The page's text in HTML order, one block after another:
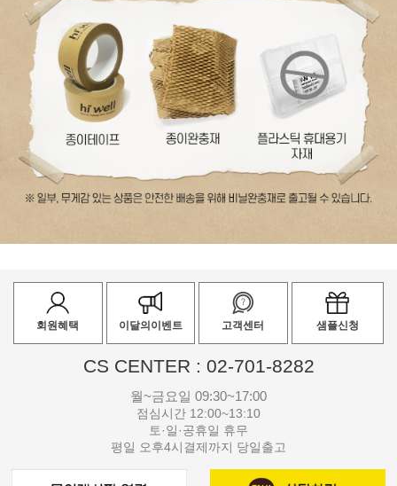
회원혜택 이달의이벤트 고객센터 샘플신청
CS CENTER : 02-701-8282
월~금요일 09:30~17:00
점심시간 12:00~13:10
토·일·공휴일 휴무
평일 오후4시결제까지 당일출고